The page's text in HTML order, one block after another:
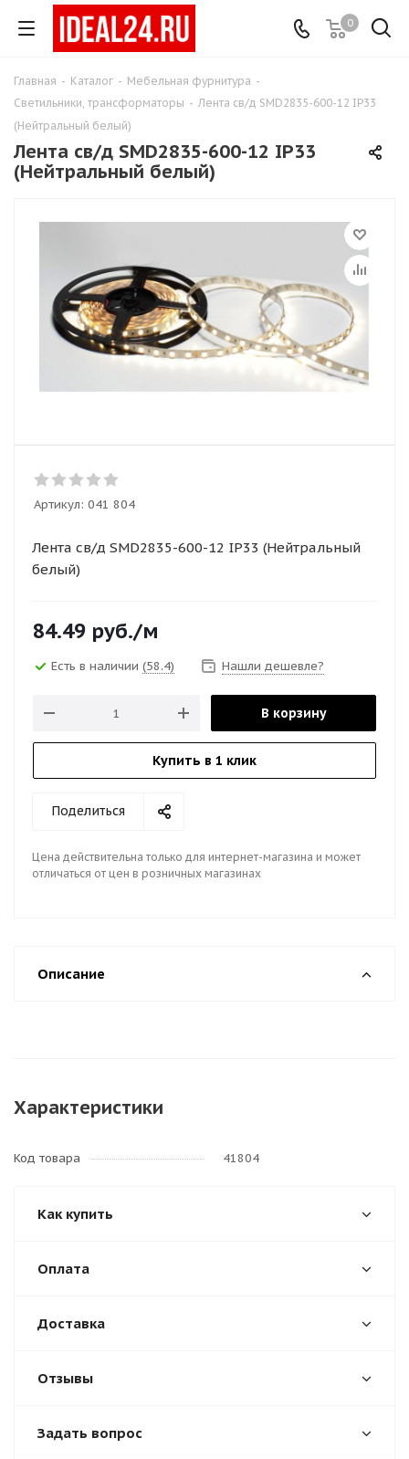
0
Главная - Каталог - Мебельная фурнитура -
Светильники, трансформаторы - Лента св/д SMD2835-600-12 IP33
(Нейтральный белый)
Лента св/д SMD2835-600-12 IP33
(Нейтральный белый)
Артикул: 041 804
Лента св/д SMD2835-600-12 IP33 (Нейтральный
белый)
84.49 руб./м
Есть в наличии (58.4) Нашли дешевле?
В корзину
Купить в 1 клик
Поделиться
Цена действительна только для интернет-магазина и может
отличаться от цен в розничных магазинах
Описание
Характеристики
Код товара 41804
Как купить
Оплата
Доставка
Отзывы
Задать вопрос